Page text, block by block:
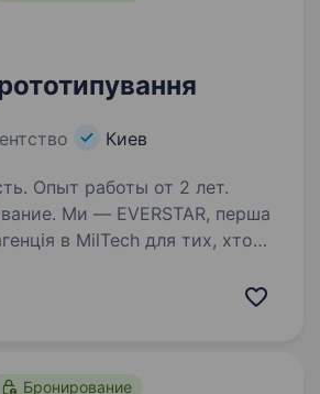
Киев
Опыт работы от 2 лет.
перша
в MilTech для тих, хто
нас, розказуємо про головну
Бронирование